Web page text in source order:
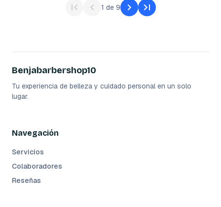
1 de 9
Benjabarbershop10
Tu experiencia de belleza y cuidado personal en un solo
lugar.
Navegación
Servicios
Colaboradores
Reseñas